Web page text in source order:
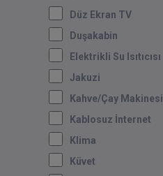
Düz Ekran TV
Duşakabin
Elektrikli Su Isıtıcısı
Jakuzi
Kahve/Çay Makinesi
Kablosuz İnternet
Klima
Küvet